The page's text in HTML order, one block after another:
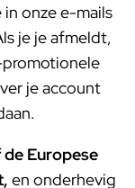
onze e-mails
je je afmeldt,
je account
Europese
en onderhevig